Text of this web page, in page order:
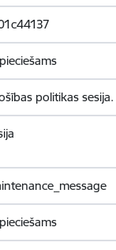
politikas sesija.